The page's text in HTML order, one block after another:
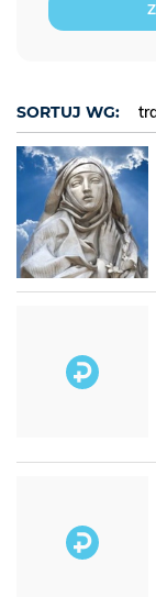
SORTUJ WG: